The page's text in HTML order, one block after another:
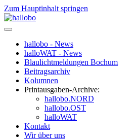
Zum Hauptinhalt springen
hallobo - News
halloWAT - News
Blaulichtmeldungen Bochum
Beitragsarchiv
Kolumnen
Printausgaben-Archive:
hallobo.NORD
hallobo.OST
halloWAT
Kontakt
Wir über uns